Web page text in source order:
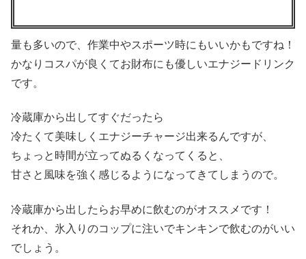
量も多いので、作業中やスポーツ時にもいいかもですね！
かなりコスパが良くてお財布にも優しいエナジードリンク
です。
冷蔵庫から出してすぐだったら
冷たくて美味しくエナジーチャージ出来るんですが、
ちょっと時間が立ってぬるくなってくると、
甘さと風味を強く感じるようになってきてしまうので。
冷蔵庫から出したらお早めに飲むのがオススメです！
それか、氷入りのコップに注いでキンキンで飲むのがいい
でしょう。